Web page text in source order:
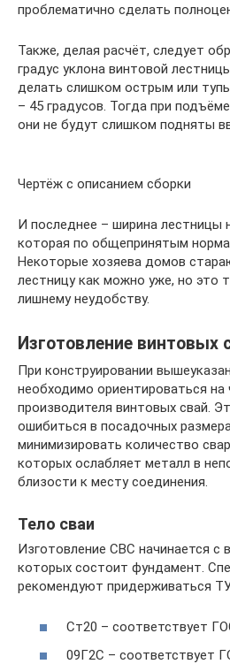
проблематично сделать
Также, делая расчёт, следует
градус уклона винтовой
делать слишком острым или
– 45 градусов. Тогда при
они не будут слишком подняты
Чертёж с описанием сборки
И последнее – ширина лестницы
которая по общепринятым
Некоторые хозяева домов
лестницу как можно уже, но это
лишнему неудобству.
Изготовление винтовых
При конструировании
необходимо ориентироваться
производителя винтовых свай.
ошибиться в посадочных
минимизировать количество
которых ослабляет металл в
близости к месту соединения.
Тело сваи
Изготовление СВС начинается с
которых состоит фундамент.
рекомендуют придерживаться
Ст20 – соответствует
09Г2С – соответствует